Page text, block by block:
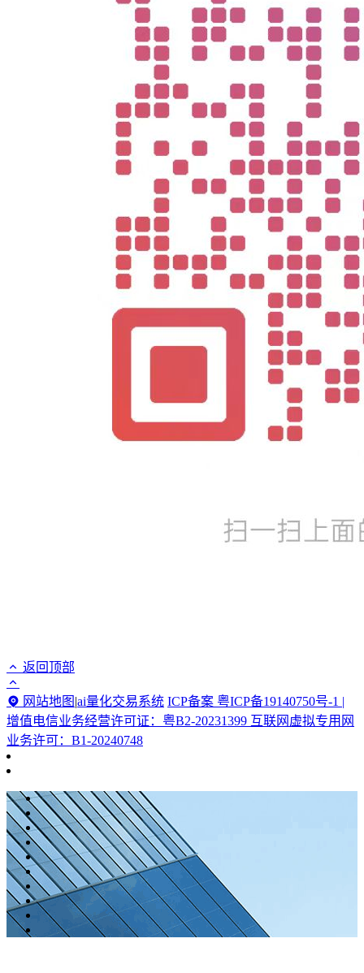
返回顶部
网站地图 |ai量化交易系统 ICP备案 粤ICP备19140750号-1 |
增值电信业务经营许可证：粤B2-20231399 互联网虚拟专用网
业务许可：B1-20240748